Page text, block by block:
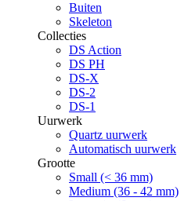
Buiten
Skeleton
Collecties
DS Action
DS PH
DS-X
DS-2
DS-1
Uurwerk
Quartz uurwerk
Automatisch uurwerk
Grootte
Small (< 36 mm)
Medium (36 - 42 mm)